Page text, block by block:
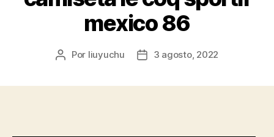
mexico 86
Autor
Por liuyuchu
Fecha3 agosto, 2022